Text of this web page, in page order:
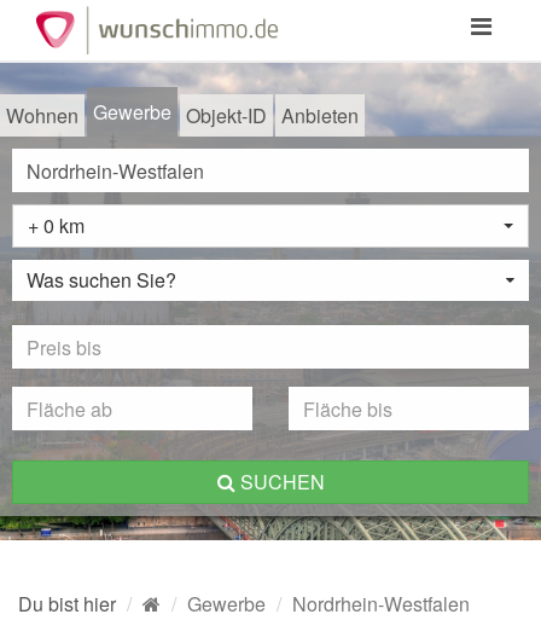
Toggle
Wohnen Gewerbe Objekt-ID Anbieten
+ 0 km
Was suchen Sie?
SUCHEN
Du bist hier Gewerbe Nordrhein-Westfalen